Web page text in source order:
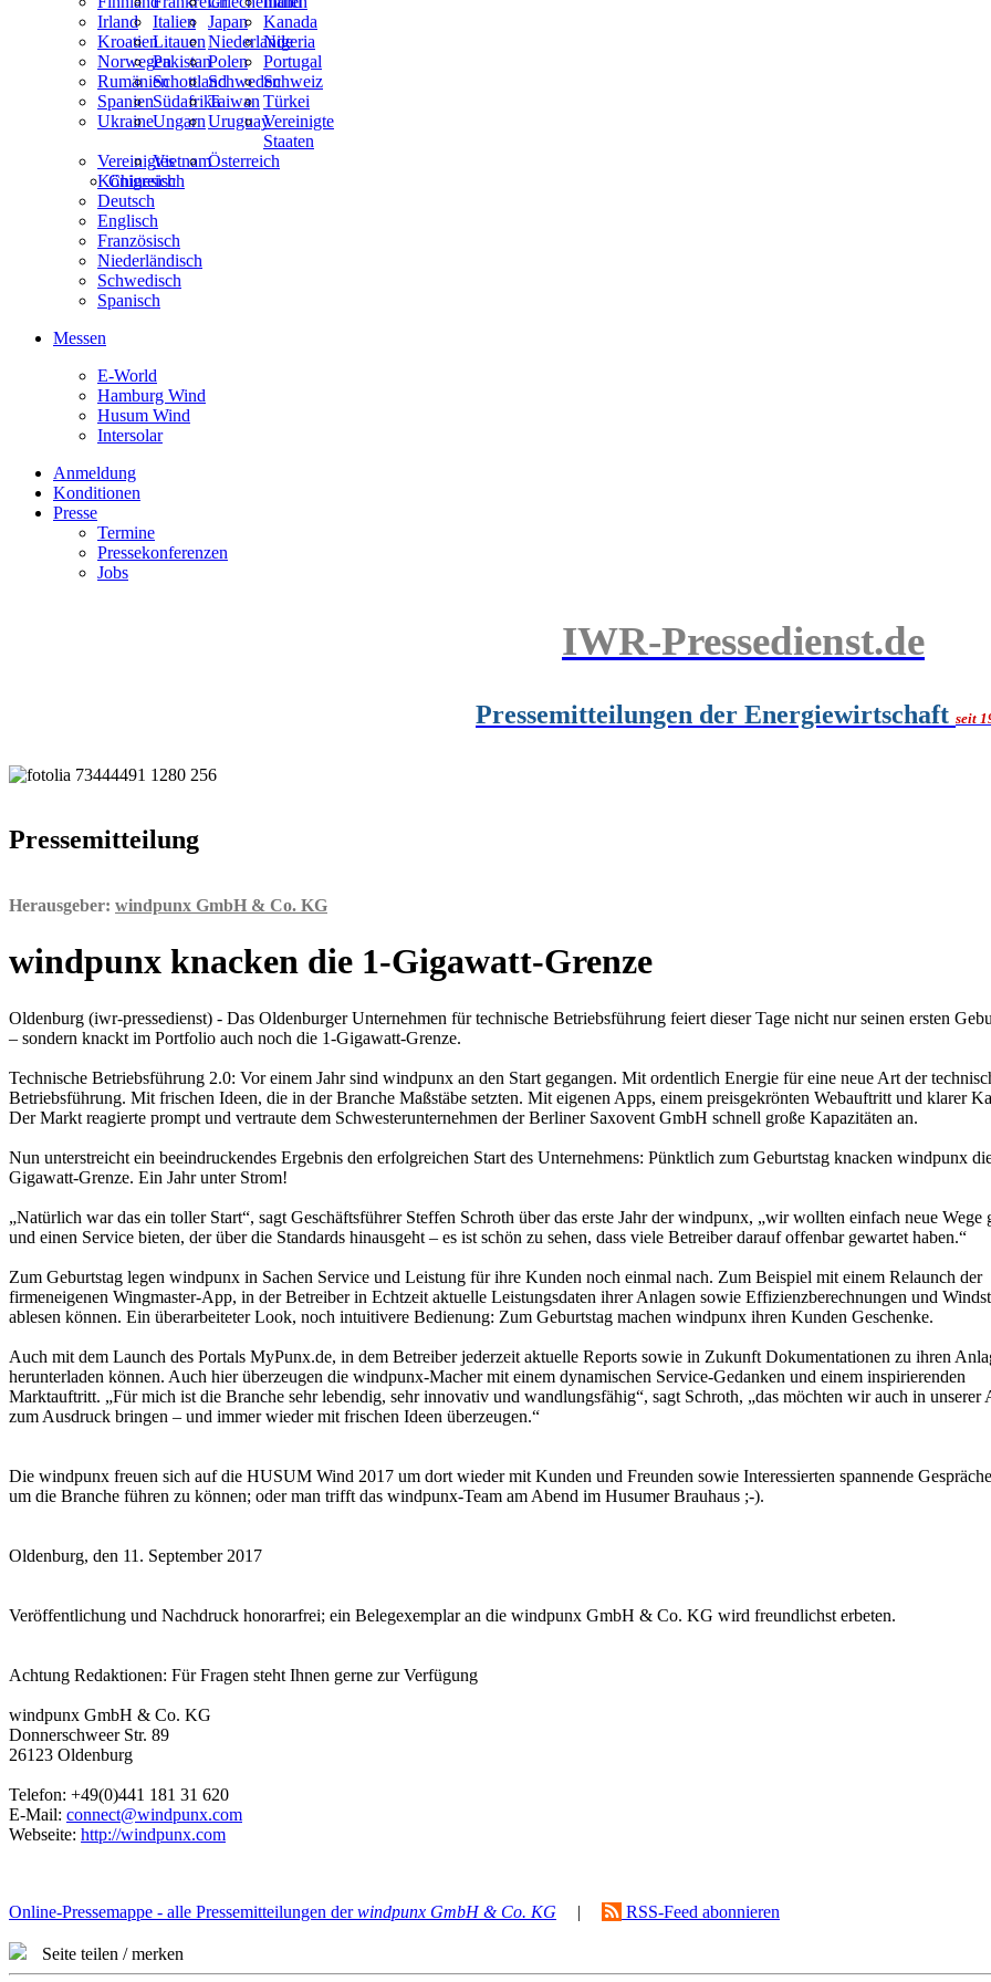
Irland
Italien Japan
Kanada
KroatienLitauenNiederlande
Nigeria
NorwegenPakistanPolen
Portugal
RumänienSchottlandSchwedenSchweiz
SpanienSüdafrikaTaiwan Türkei
UkraineUngarnUruguayVereinigte
Staaten
Vereinigtes
Königreich
VietnamÖsterreich
Chinesisch
Deutsch
Englisch
Französisch
Niederländisch
Schwedisch
Spanisch
Messen
E-World
Hamburg Wind
Husum Wind
Intersolar
Anmeldung
Konditionen
Presse
Termine
Pressekonferenzen
Jobs
IWR-Pressedienst.de
Pressemitteilungen der Energiewirtschaft seit
Pressemitteilung
Herausgeber: windpunx GmbH & Co. KG
windpunx knacken die 1-Gigawatt-Grenze
Oldenburg (iwr-pressedienst) - Das Oldenburger Unternehmen für technische Betriebsführung feiert dieser Tage nicht nur seinen ersten
– sondern knackt im Portfolio auch noch die 1-Gigawatt-Grenze.
Technische Betriebsführung 2.0: Vor einem Jahr sind windpunx an den Start gegangen. Mit ordentlich Energie für eine neue Art der
Betriebsführung. Mit frischen Ideen, die in der Branche Maßstäbe setzten. Mit eigenen Apps, einem preisgekrönten Webauftritt und klarer
Der Markt reagierte prompt und vertraute dem Schwesterunternehmen der Berliner Saxovent GmbH schnell große Kapazitäten an.
Nun unterstreicht ein beeindruckendes Ergebnis den erfolgreichen Start des Unternehmens: Pünktlich zum Geburtstag knacken windpunx
Gigawatt-Grenze. Ein Jahr unter Strom!
„Natürlich war das ein toller Start“, sagt Geschäftsführer Steffen Schroth über das erste Jahr der windpunx, „wir wollten einfach neue Wege
und einen Service bieten, der über die Standards hinausgeht – es ist schön zu sehen, dass viele Betreiber darauf offenbar gewartet haben.“
Zum Geburtstag legen windpunx in Sachen Service und Leistung für ihre Kunden noch einmal nach. Zum Beispiel mit einem Relaunch der
firmeneigenen Wingmaster-App, in der Betreiber in Echtzeit aktuelle Leistungsdaten ihrer Anlagen sowie Effizienzberechnungen und
ablesen können. Ein überarbeiteter Look, noch intuitivere Bedienung: Zum Geburtstag machen windpunx ihren Kunden Geschenke.
Auch mit dem Launch des Portals MyPunx.de, in dem Betreiber jederzeit aktuelle Reports sowie in Zukunft Dokumentationen zu ihren
herunterladen können. Auch hier überzeugen die windpunx-Macher mit einem dynamischen Service-Gedanken und einem inspirierenden
Marktauftritt. „Für mich ist die Branche sehr lebendig, sehr innovativ und wandlungsfähig“, sagt Schroth, „das möchten wir auch in unserer
zum Ausdruck bringen – und immer wieder mit frischen Ideen überzeugen.“
Die windpunx freuen sich auf die HUSUM Wind 2017 um dort wieder mit Kunden und Freunden sowie Interessierten spannende
um die Branche führen zu können; oder man trifft das windpunx-Team am Abend im Husumer Brauhaus ;-).
Oldenburg, den 11. September 2017
Veröffentlichung und Nachdruck honorarfrei; ein Belegexemplar an die windpunx GmbH & Co. KG wird freundlichst erbeten.
Achtung Redaktionen: Für Fragen steht Ihnen gerne zur Verfügung
windpunx GmbH & Co. KG
Donnerschweer Str. 89
26123 Oldenburg
Telefon: +49(0)441 181 31 620
E-Mail: connect@windpunx.com
Webseite: http://windpunx.com
Online-Pressemappe - alle Pressemitteilungen derwindpunx GmbH & Co. KG | RSS-Feed abonnieren
Seite teilen / merken